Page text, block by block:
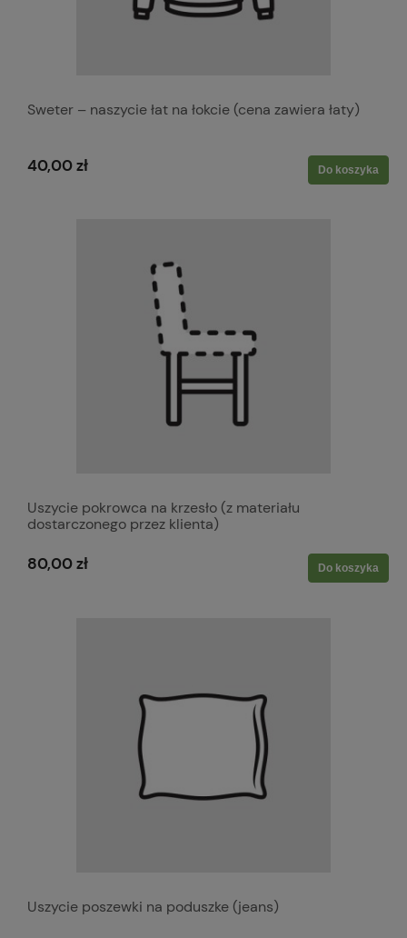
Sweter – naszycie łat na łokcie (cena zawiera łaty)
40,00 zł Do koszyka
Uszycie pokrowca na krzesło (z materiału
dostarczonego przez klienta)
80,00 zł Do koszyka
Uszycie poszewki na poduszke (jeans)